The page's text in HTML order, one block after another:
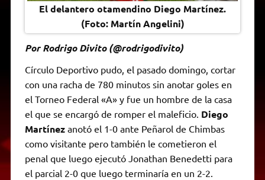
El delantero otamendino Diego Martínez.
(Foto: Martín Angelini)
Por Rodrigo Divito (@rodrigodivito)
Círculo Deportivo pudo, el pasado domingo, cortar
con una racha de 780 minutos sin anotar goles en
el Torneo Federal «A» y fue un hombre de la casa
el que se encargó de romper el maleficio. Diego
Martínezanotó el 1-0 ante Peñarol de Chimbas
como visitante pero también le cometieron el
penal que luego ejecutó Jonathan Benedetti para
el parcial 2-0 que luego terminaría en un 2-2.